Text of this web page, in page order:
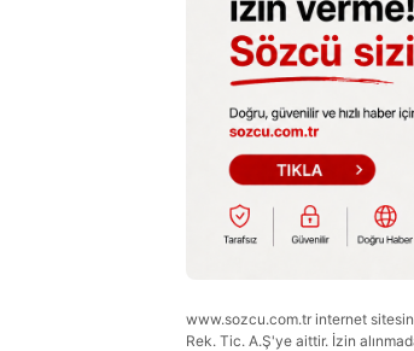
www.sozcu.com.tr internet
Rek. Tic. A.Ş'ye aittir. İzin